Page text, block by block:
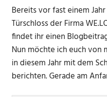
Bereits vor fast einem
Türschloss der Firma
findet ihr einen
Nun möchte ich euch von
in diesem Jahr mit dem
berichten. Gerade am